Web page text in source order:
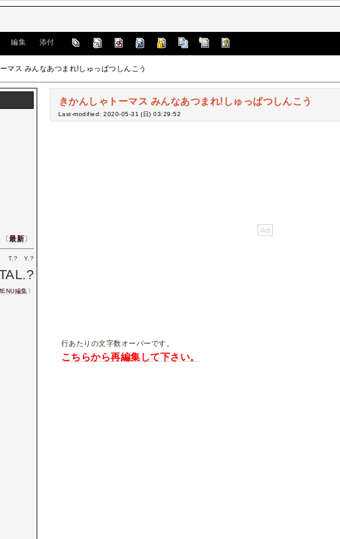
編集 添付
マス みんなあつまれ!しゅっぱつしんこう
きかんしゃトーマス みんなあつまれ!しゅっぱつしんこう
Last-modified: 2020-05-31 (日) 03:29:52
行あたりの文字数オーバーです。
こちらから再編集して下さい。
〔最新〕
T. ? Y. ?
?
編集〕